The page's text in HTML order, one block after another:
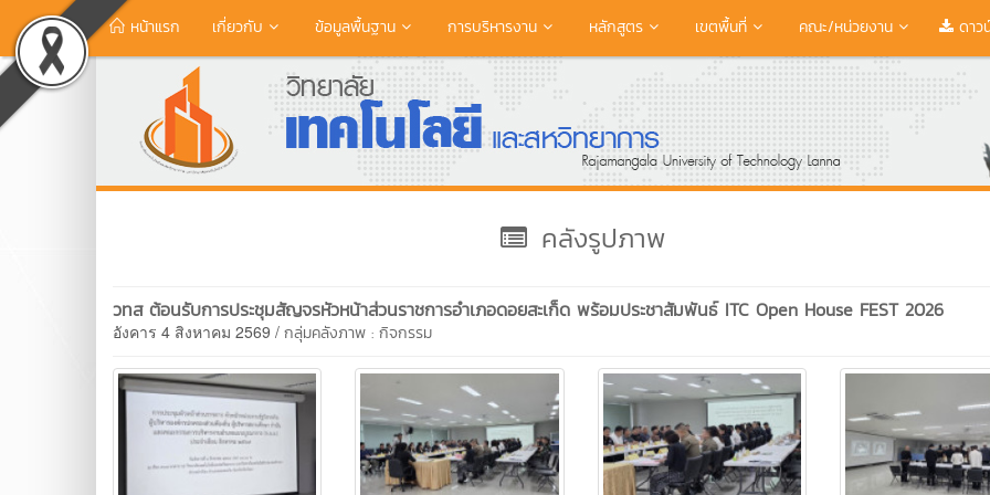
หน้าแรก เกี่ยวกับ ข้อมูลพื้นฐาน การบริหารงาน หลักสูตร เขตพื้นที่ คณะ/หน่วยงาน ดาว
คลังรูปภาพ
วทส ต้อนรับการประชุมสัญจรหัวหน้าส่วนราชการอำเภอดอยสะเก็ด พร้อมประชาสัมพันธ์ ITC Open House FEST 2026
อังคาร 4 สิงหาคม 2569 / กลุ่มคลังภาพ : กิจกรรม